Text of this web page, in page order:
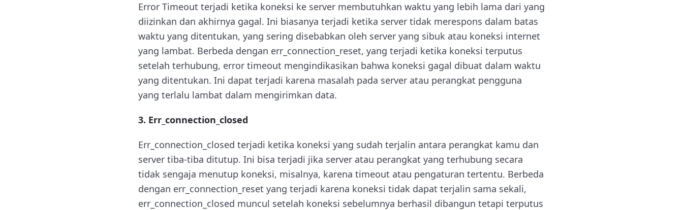
Error Timeout terjadi ketika koneksi ke server membutuhkan waktu yang lebih lama dari yang
diizinkan dan akhirnya gagal. Ini biasanya terjadi ketika server tidak merespons dalam batas
waktu yang ditentukan, yang sering disebabkan oleh server yang sibuk atau koneksi internet
yang lambat. Berbeda dengan err_connection_reset, yang terjadi ketika koneksi terputus
setelah terhubung, error timeout mengindikasikan bahwa koneksi gagal dibuat dalam waktu
yang ditentukan. Ini dapat terjadi karena masalah pada server atau perangkat pengguna
yang terlalu lambat dalam mengirimkan data.
3. Err_connection_closed
Err_connection_closed terjadi ketika koneksi yang sudah terjalin antara perangkat kamu dan
server tiba-tiba ditutup. Ini bisa terjadi jika server atau perangkat yang terhubung secara
tidak sengaja menutup koneksi, misalnya, karena timeout atau pengaturan tertentu. Berbeda
dengan err_connection_reset yang terjadi karena koneksi tidak dapat terjalin sama sekali,
err_connection_closed muncul setelah koneksi sebelumnya berhasil dibangun tetapi terputus